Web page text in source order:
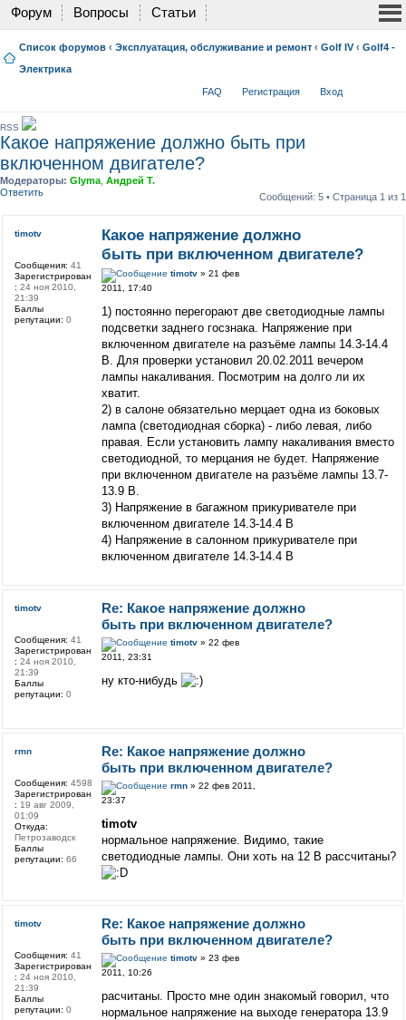
Форум Вопросы Статьи
Список форумов ‹ Эксплуатация, обслуживание и ремонт ‹ Golf IV ‹ Golf4 -
Электрика
FAQ Регистрация Вход
RSS
Какое напряжение должно быть при
включенном двигателе?
Модераторы: Glyma Андрей Т.
Ответить
Сообщений: 5 • Страница 1 из 1
Какое напряжение должно
быть при включенном двигателе?
timotv» 21 фев
2011, 17:40
1) постоянно перегорают две светодиодные лампы
подсветки заднего госзнака. Напряжение при
включенном двигателе на разъёме лампы 14.3-14.4
В. Для проверки установил 20.02.2011 вечером
лампы накаливания. Посмотрим на долго ли их
хватит.
2) в салоне обязательно мерцает одна из боковых
лампа (светодиодная сборка) - либо левая, либо
правая. Если установить лампу накаливания вместо
светодиодной, то мерцания не будет. Напряжение
при включенном двигателе на разъёме лампы 13.7-
13.9 В.
3) Напряжение в багажном прикуривателе при
включенном двигателе 14.3-14.4 В
4) Напряжение в салонном прикуривателе при
включенном двигателе 14.3-14.4 В
timotv
Сообщения: 41
Зарегистрирован
: 24 ноя 2010,
21:39
Баллы
репутации: 0
Re: Какое напряжение должно
быть при включенном двигателе?
timotv» 22 фев
2011, 23:31
ну кто-нибудь
timotv
Сообщения: 41
Зарегистрирован
: 24 ноя 2010,
21:39
Баллы
репутации: 0
Re: Какое напряжение должно
быть при включенном двигателе?
rmn» 22 фев 2011,
23:37
timotv
нормальное напряжение. Видимо, такие
светодиодные лампы. Они хоть на 12 В рассчитаны?
rmn
Сообщения: 4598
Зарегистрирован
: 19 авг 2009,
01:09
Откуда:
Петрозаводск
Баллы
репутации: 66
Re: Какое напряжение должно
быть при включенном двигателе?
timotv» 23 фев
2011, 10:26
расчитаны. Просто мне один знакомый говорил, что
нормальное напряжение на выходе генератора 13.9
timotv
Сообщения: 41
Зарегистрирован
: 24 ноя 2010,
21:39
Баллы
репутации: 0